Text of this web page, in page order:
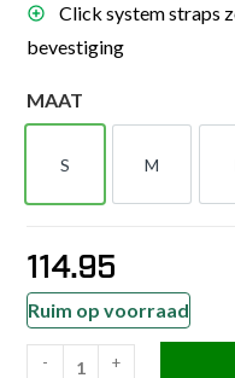
Click system straps
bevestiging
MAAT
S
S
M
M
114.95
Ruim op voorraad
- +